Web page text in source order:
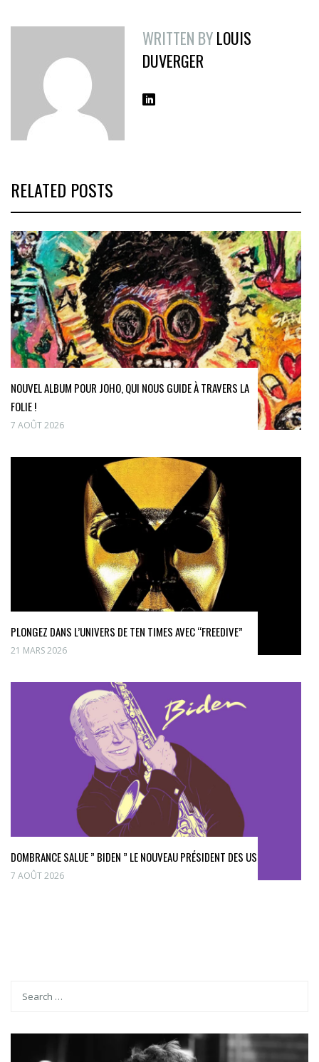
WRITTEN BYLOUIS
DUVERGER
RELATED POSTS
NOUVEL ALBUM POUR JOHO, QUI NOUS GUIDE À TRAVERS LA
FOLIE !
7 AOÛT 2026
PLONGEZ DANS L’UNIVERS DE TEN TIMES AVEC “FREEDIVE”
21 MARS 2026
DOMBRANCE SALUE ” BIDEN ” LE NOUVEAU PRÉSIDENT DES US
7 AOÛT 2026